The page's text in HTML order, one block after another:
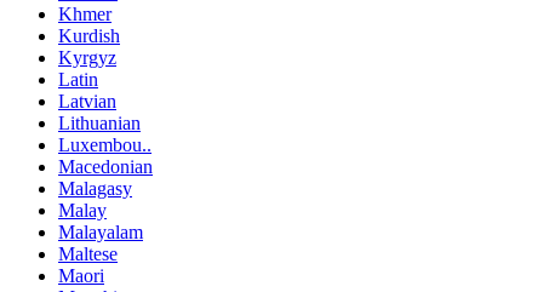
Khmer
Kurdish
Kyrgyz
Latin
Latvian
Lithuanian
Luxembou..
Macedonian
Malagasy
Malay
Malayalam
Maltese
Maori